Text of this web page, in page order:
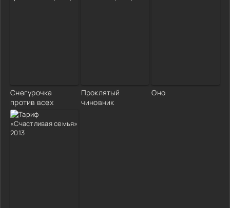
Снегурочка
против всех
Проклятый
чиновник
Оно